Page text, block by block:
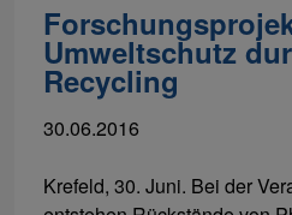
Umweltschutz
Recycling
30.06.2016
Krefeld, 30. Juni. Bei der